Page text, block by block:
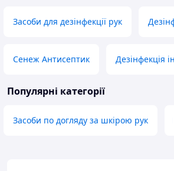
Засоби для дезінфекції рук
Сенеж Антисептик Дезінфекція
Популярні категорії
Засоби по догляду за шкірою рук